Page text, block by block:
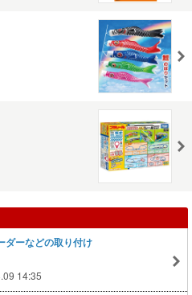
ダーなどの取り付け
14:35